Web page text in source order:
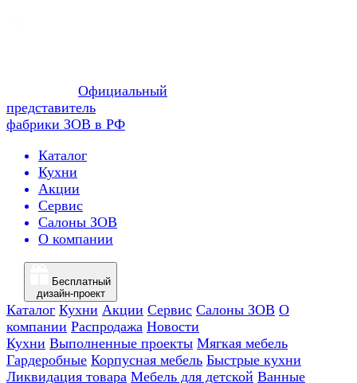
Официальный
представитель
фабрики ЗОВ в РФ
Каталог
Кухни
Акции
Сервис
Салоны ЗОВ
О компании
Бесплатный
дизайн-проект
Каталог Кухни Акции Сервис Салоны ЗОВ О
компании Распродажа Новости
Кухни Выполненные проекты Мягкая мебель
Гардеробные Корпусная мебель Быстрые кухни
Ликвидация товара Мебель для детской Ванные